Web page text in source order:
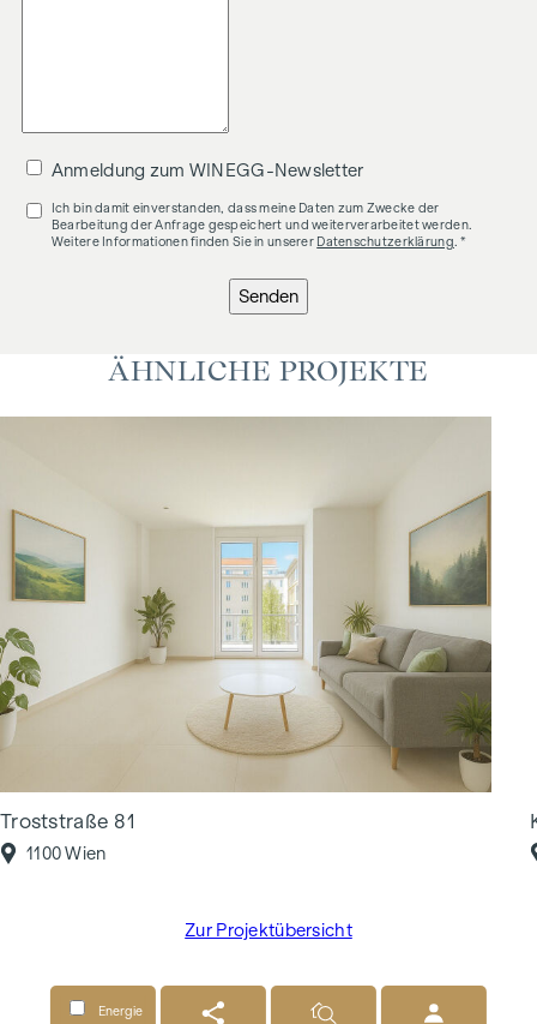
Anmeldung zum WINEGG-Newsletter
Ich bin damit einverstanden, dass meine Daten zum Zwecke der
Bearbeitung der Anfrage gespeichert und weiterverarbeitet werden.
Weitere Informationen finden Sie in unserer Datenschutzerklärung . *
Senden
ÄHNLICHE PROJEKTE
Troststraße 81
1100 Wien
Zur Projektübersicht
Energie